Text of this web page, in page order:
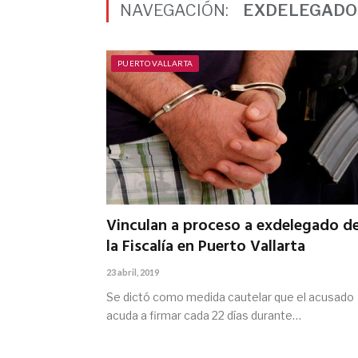
NAVEGACIÓN: EXDELEGADO
PUERTO VALLARTA
Vinculan a proceso a exdelegado
la Fiscalía en Puerto Vallarta
23 abril, 2019
Se dictó como medida cautelar que el acusado
acuda a firmar cada 22 días durante…